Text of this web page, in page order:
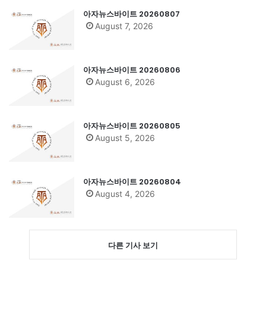
아자뉴스바이트 20260807
August 7, 2026
아자뉴스바이트 20260806
August 6, 2026
아자뉴스바이트 20260805
August 5, 2026
아자뉴스바이트 20260804
August 4, 2026
다른 기사 보기